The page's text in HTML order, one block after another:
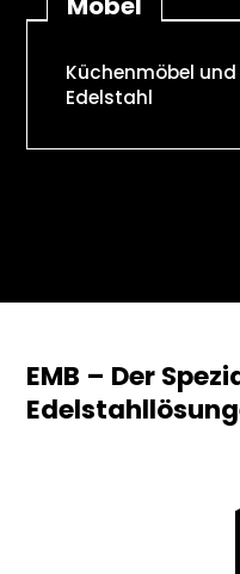
Küchenmöbel
Edelstahl
EMB – Der